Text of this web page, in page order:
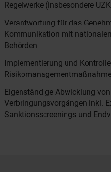
Regelwerke (insbesondere
Verantwortung für das
Kommunikation mit
Behörden
Implementierung und
Eigenständige Abwicklung
Verbringungsvorgängen inkl.
Sanktionsscreenings und